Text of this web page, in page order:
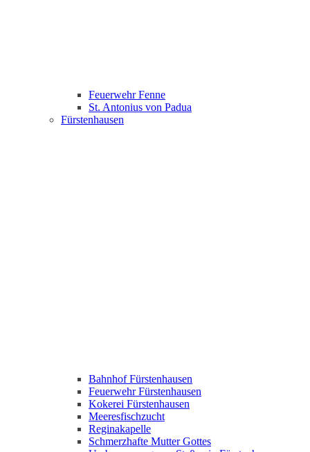
Feuerwehr Fenne
St. Antonius von Padua
Fürstenhausen
Bahnhof Fürstenhausen
Feuerwehr Fürstenhausen
Kokerei Fürstenhausen
Meeresfischzucht
Reginakapelle
Schmerzhafte Mutter Gottes